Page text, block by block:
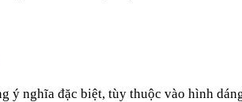
ý nghĩa đặc biệt, tùy thuộc vào hình